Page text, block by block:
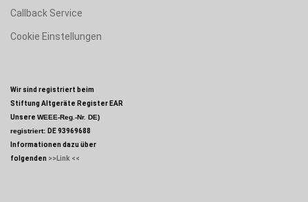
Callback Service
Cookie Einstellungen
Wir sind registriert beim
Stiftung Altgeräte Register EAR
Unsere WEEE-Reg.-Nr. DE)
registriert: DE 93969688
Informationen dazu über
folgenden >>Link <<